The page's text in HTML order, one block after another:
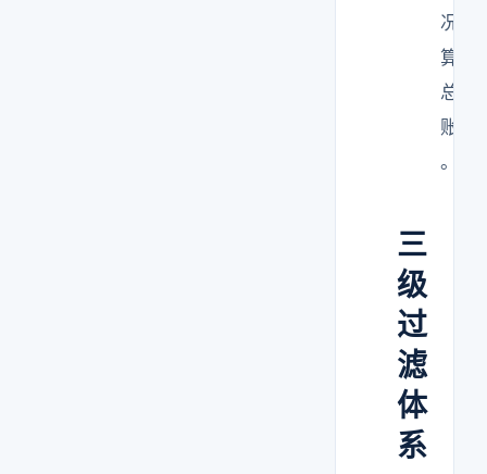
况
算
总
账
。
三
级
过
滤
体
系